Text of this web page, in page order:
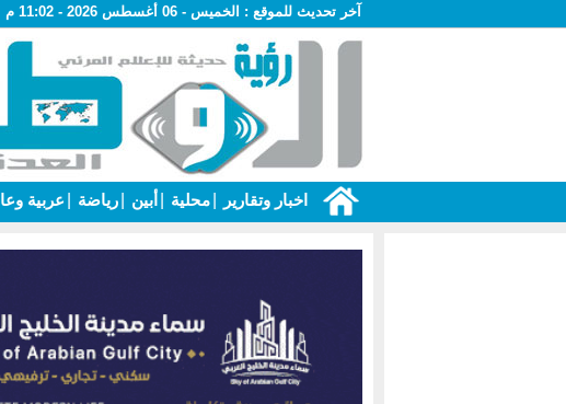
آخر تحديث للموقع : الخميس - 06 أغسطس 2026 - 11:02 م
اخبار وتقارير محلية أبين رياضة عربية